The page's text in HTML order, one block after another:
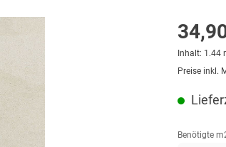
Inhalt: 1.44
Preise inkl.
Benötigte